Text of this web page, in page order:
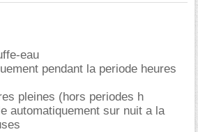
eau
pendant la periode heures
pleines (hors periodes h
automatiquement sur nuit a la